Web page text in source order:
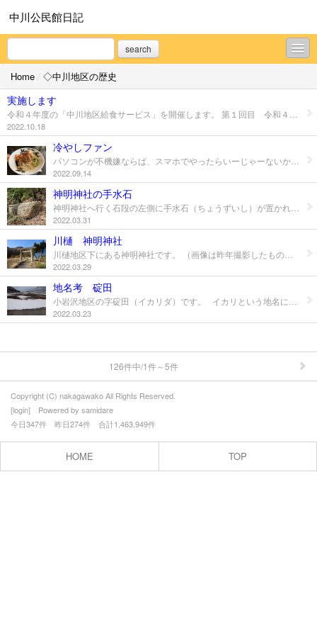
中川公民館日記
search
◇中川地区の歴史
◇岩部山三十三観音
◇中川地区あれこれ
◇中川公民館だより
◇南陽市のいろいろ
◇ほんとにいろいろな事
プロフィール
お問合せ
Home / ◇中川地区の歴史
実施します
2022.10.18
冷やしファン
2022.09.14
神明神社の手水石
2022.03.31
川樋 神明神社
2022.03.29
地名考 碇田
2022.03.23
126件中/1件～5件
Copyright (C) nakagawako All Rights Reserved.
[login] Powered by samidare
今日347件 昨日274件 合計1,463,949件
HOME TOP